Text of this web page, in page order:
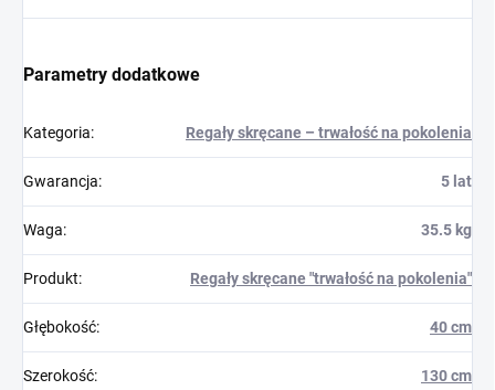
Parametry dodatkowe
Kategoria: Regały skręcane – trwałość na pokolenia
Gwarancja: 5 lat
Waga: 35.5 kg
Produkt: Regały skręcane "trwałość na pokolenia"
Głębokość: 40 cm
Szerokość: 130 cm